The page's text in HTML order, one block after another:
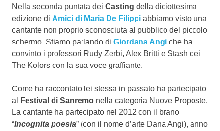
Nella seconda puntata dei Casting della diciottesima
edizione di Amici di Maria De Filippi abbiamo visto una
cantante non proprio sconosciuta al pubblico del piccolo
schermo. Stiamo parlando di Giordana Angi che ha
convinto i professori Rudy Zerbi, Alex Britti e Stash dei
The Kolors con la sua voce graffiante.
Come ha raccontato lei stessa in passato ha partecipato
al
Festival di Sanremo nella categoria Nuove Proposte.
La cantante ha partecipato nel 2012 con il brano
“Incognita poesia” (con il nome d’arte Dana Angi), anno